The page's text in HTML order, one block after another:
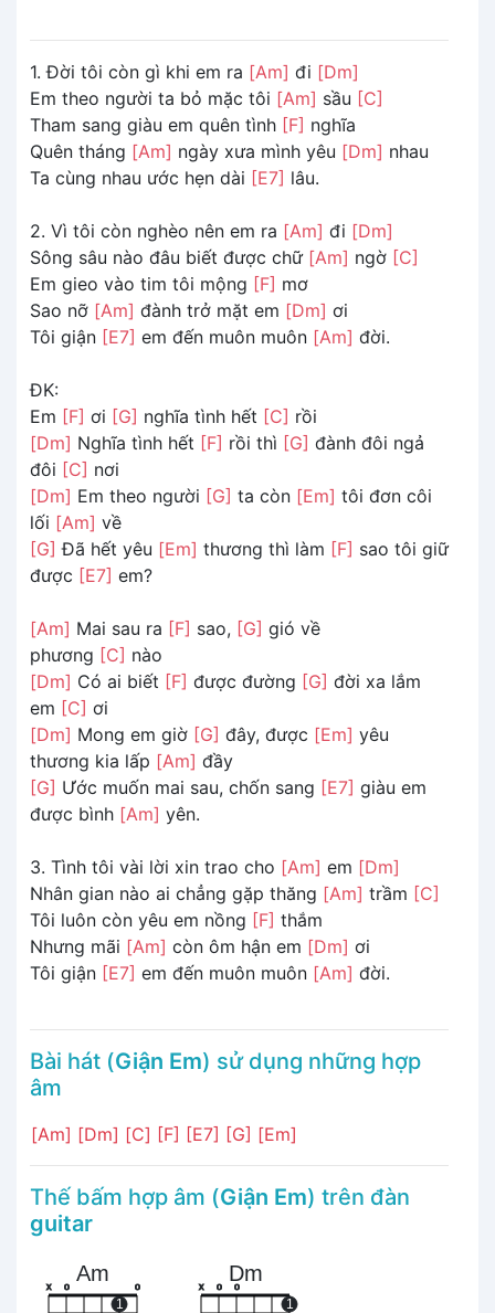
1. Đời tôi còn gì khi em ra [Am] đi [Dm]
Em theo người ta bỏ mặc tôi [Am] sầu [C]
Tham sang giàu em quên tình [F] nghĩa
Quên tháng [Am] ngày xưa mình yêu [Dm] nhau
Ta cùng nhau ước hẹn dài [E7] lâu.
2. Vì tôi còn nghèo nên em ra [Am] đi [Dm]
Sông sâu nào đâu biết được chữ [Am] ngờ [C]
Em gieo vào tim tôi mộng [F] mơ
Sao nỡ [Am] đành trở mặt em [Dm] ơi
Tôi giận [E7] em đến muôn muôn [Am] đời.
ĐK:
Em [F] ơi [G] nghĩa tình hết [C] rồi
[Dm] Nghĩa tình hết [F] rồi thì [G] đành đôi ngả
đôi [C] nơi
[Dm] Em theo người [G] ta còn [Em] tôi đơn côi
lối [Am] về
[G] Đã hết yêu [Em] thương thì làm [F] sao tôi giữ
được [E7] em?
[Am] Mai sau ra [F] sao, [G] gió về
phương [C] nào
[Dm] Có ai biết [F] được đường [G] đời xa lắm
em [C] ơi
[Dm] Mong em giờ [G] đây, được [Em] yêu
thương kia lấp [Am] đầy
[G] Ước muốn mai sau, chốn sang [E7] giàu em
được bình [Am] yên.
3. Tình tôi vài lời xin trao cho [Am] em [Dm]
Nhân gian nào ai chẳng gặp thăng [Am] trầm [C]
Tôi luôn còn yêu em nồng [F] thắm
Nhưng mãi [Am] còn ôm hận em [Dm] ơi
Tôi giận [E7] em đến muôn muôn [Am] đời.
Bài hát (Giận Em) sử dụng những hợp
âm
[Am] [Dm] [C] [F] [E7] [G] [Em]
Thế bấm hợp âm (Giận Em) trên đàn
guitar
Am
x o
1
o
Dm
x o o
1